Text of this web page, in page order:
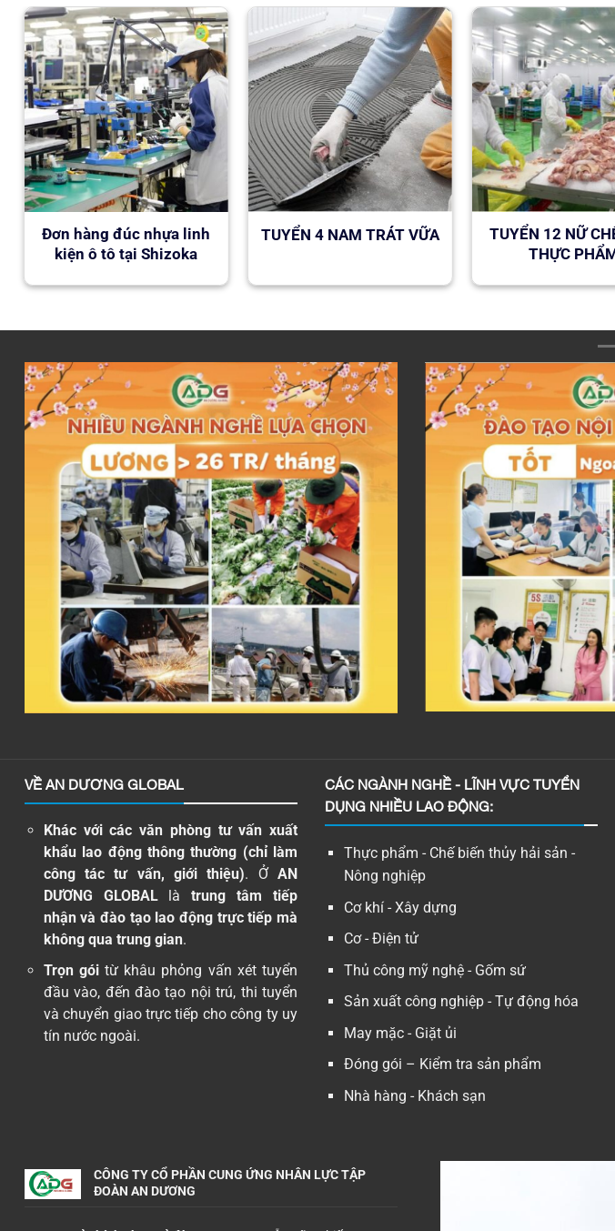
Đơn hàng đúc nhựa linh
kiện ô tô tại Shizoka
TUYỂN 4 NAM TRÁT VỮA
TUYỂN 12 NỮ
THỰC
VỀ AN DƯƠNG GLOBAL
Khác với các văn phòng tư vấn xuất
khẩu lao động thông thường (chỉ làm
công tác tư vấn, giới thiệu). ỞAN
DƯƠNG GLOBALlàtrung tâm tiếp
nhận và đào tạo lao động trực tiếp mà
không qua trung gian.
Trọn góitừ khâu phỏng vấn xét tuyển
đầu vào, đến đào tạo nội trú, thi tuyển
và chuyển giao trực tiếp cho công ty uy
tín nước ngoài.
CÁC NGÀNH NGHỀ - LĨNH VỰC TUYỂN
DỤNG NHIỀU LAO ĐỘNG:
Thực phẩm - Chế biến thủy hải sản -
Nông nghiệp
Cơ khí - Xây dựng
Cơ - Điện tử
Thủ công mỹ nghệ - Gốm sứ
Sản xuất công nghiệp - Tự động hóa
May mặc - Giặt ủi
Đóng gói – Kiểm tra sản phẩm
Nhà hàng - Khách sạn
CÔNG TY CỔ PHẦN CUNG ỨNG NHÂN LỰC TẬP
ĐOÀN AN DƯƠNG